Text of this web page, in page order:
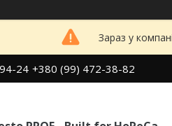
Зараз у
24 +380 (99) 472-38-82